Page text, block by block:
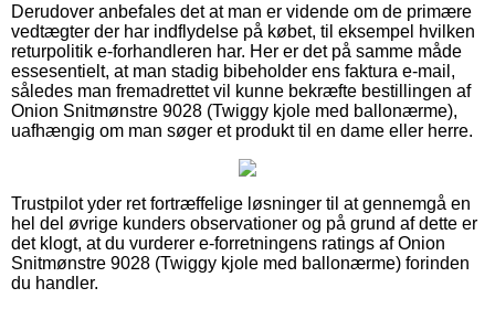
Derudover anbefales det at man er vidende om de primære
vedtægter der har indflydelse på købet, til eksempel hvilken
returpolitik e-forhandleren har. Her er det på samme måde
essesentielt, at man stadig bibeholder ens faktura e-mail,
således man fremadrettet vil kunne bekræfte bestillingen af
Onion Snitmønstre 9028 (Twiggy kjole med ballonærme),
uafhængig om man søger et produkt til en dame eller herre.
Trustpilot yder ret fortræffelige løsninger til at gennemgå en
hel del øvrige kunders observationer og på grund af dette er
det klogt, at du vurderer e-forretningens ratings af Onion
Snitmønstre 9028 (Twiggy kjole med ballonærme) forinden
du handler.